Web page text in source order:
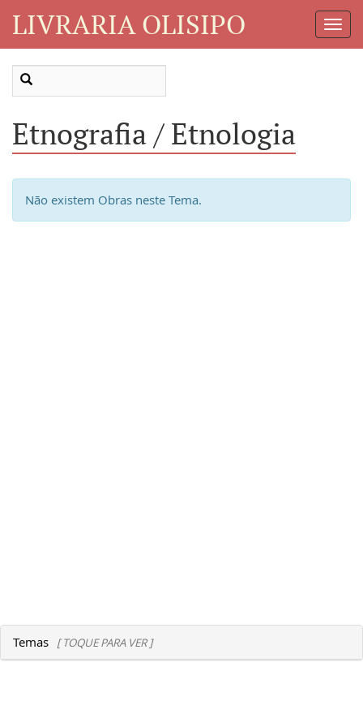
LIVRARIA OLISIPO
Etnografia / Etnologia
Não existem Obras neste Tema.
Temas [ TOQUE PARA VER ]